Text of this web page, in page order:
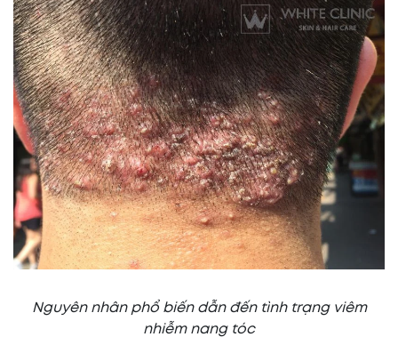
Nguyên nhân phổ biến dẫn đến tình trạng viêm
nhiễm nang tóc